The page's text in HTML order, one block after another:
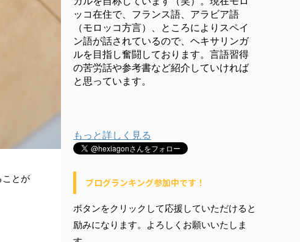
ことが
ッコ在住で、フランス語、アラビア語
（モロッコ方言）、ところによりスペイ
ン語が話されているので、ヘキサリンガ
ルを目指し奮闘しております。言語習得
の苦労話や参考書など紹介していければ
と思っています。
もっと詳しく見る
ブログランキング参加中です！
ボタンをクリックして応援していただけると
励みになります。よろしくお願いいたしま